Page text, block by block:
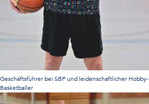
Geschäftsführer bei SBP und leidenschaftlicher Hobby-
Basketballer